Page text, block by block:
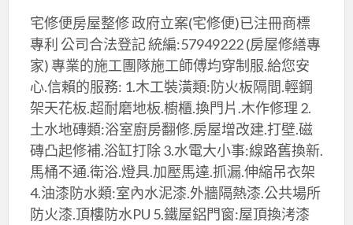
宅修便房屋整修 政府立案(宅修便)已注冊商標
專利 公司合法登記 統編:57949222 (房屋修繕專
家) 專業的施工團隊施工師傅均穿制服.給您安
心.信賴的服務: 1.木工裝潢類:防火板隔間.輕鋼
架天花板.超耐磨地板.櫥櫃.換門片.木作修理 2.
土水地磚類:浴室廚房翻修.房屋增改建.打壁.磁
磚凸起修補.浴缸打除 3.水電大小事:線路舊換新.
馬桶不通.衛浴.燈具.加壓馬達.抓漏.伸縮吊衣架
4.油漆防水類:室內水泥漆.外牆隔熱漆.公共場所
防火漆.頂樓防水PU 5.鐵屋鋁門窗:屋頂換洘漆